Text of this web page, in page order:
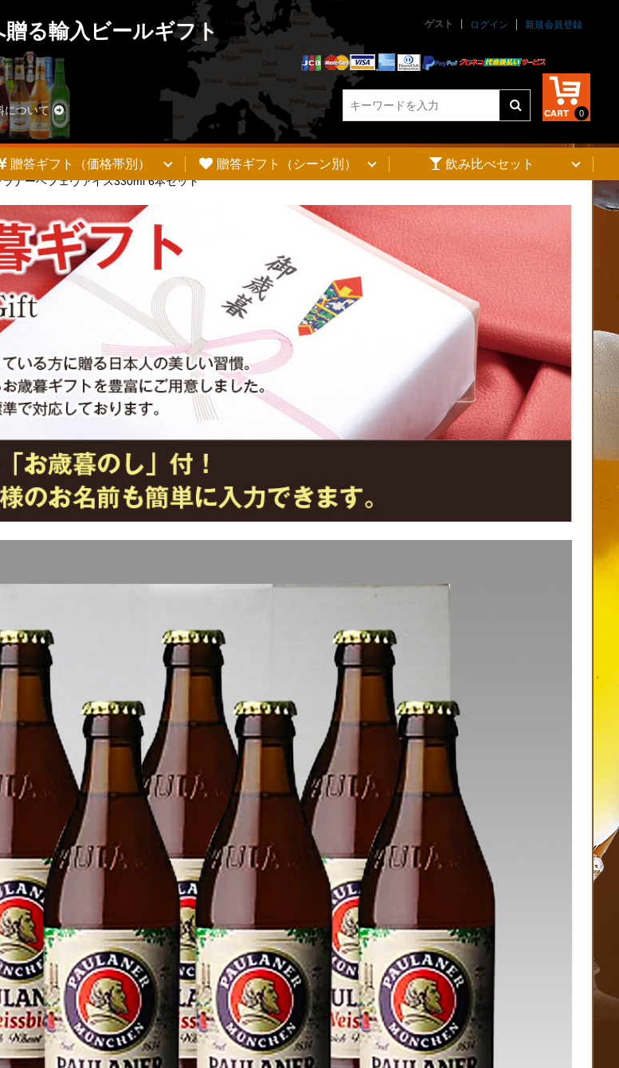
る輸入ビールギフト ゲスト ログイン 新規会員登録
0
について
贈答ギフト（価格帯別） 贈答ギフト（シーン別） 飲み比べセット
ナーヘフェヴァイス330ml 6本セット